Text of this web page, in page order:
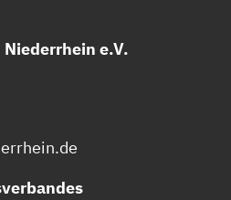
e.V.